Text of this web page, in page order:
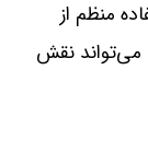
منظم از
می‌تواند نقش